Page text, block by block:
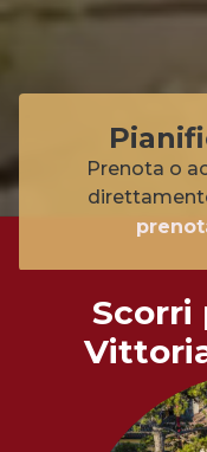
Prenota o
Scorri